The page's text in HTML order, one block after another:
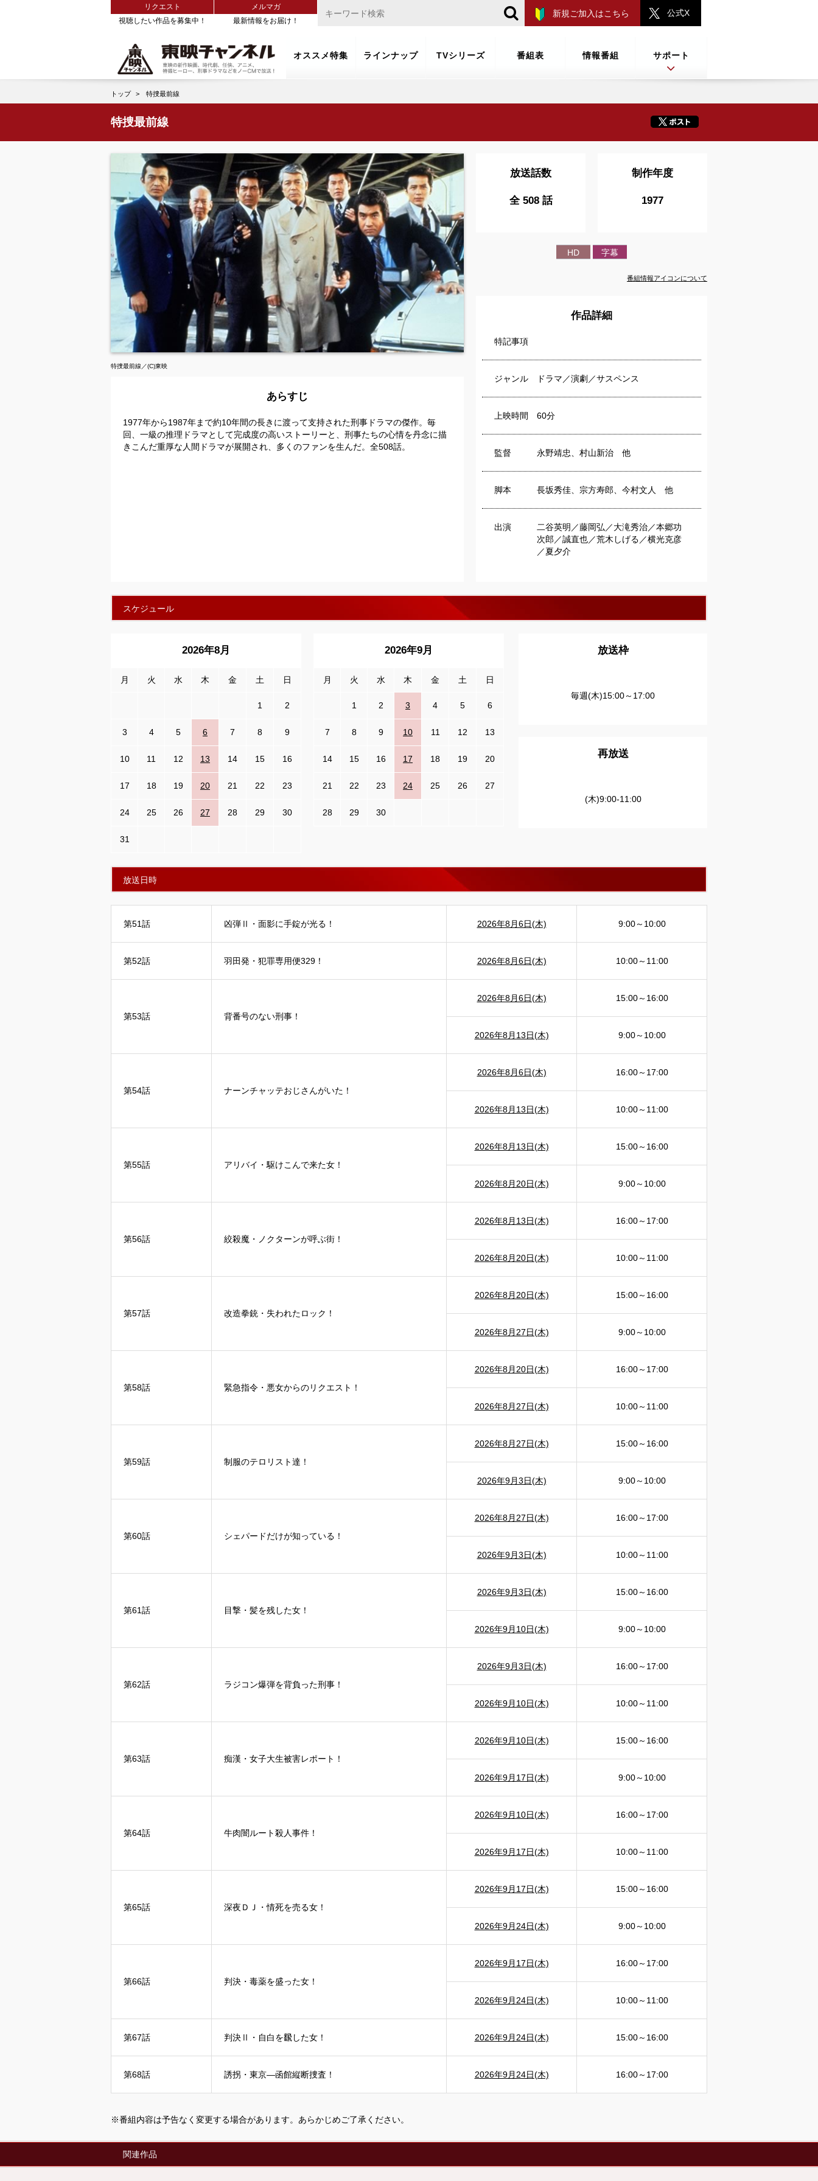
リクエスト
視聴したい作品を募集中！
メルマガ
最新情報をお届け！
新規ご加入はこちら 公式X
オススメ特集 ラインナップ TVシリーズ 番組表 情報番組 サポート
トップ 特捜最前線
特捜最前線
特捜最前線／(C)東映
あらすじ
1977年から1987年まで約10年間の長きに渡って支持された刑事ドラマの傑作。毎
回、一級の推理ドラマとして完成度の高いストーリーと、刑事たちの心情を丹念に描
きこんだ重厚な人間ドラマが展開され、多くのファンを生んだ。全508話。
放送話数
全 508 話
制作年度
1977
HD 字幕
番組情報アイコンについて
作品詳細
特記事項
ジャンル ドラマ／演劇／サスペンス
上映時間 60分
監督 永野靖忠、村山新治 他
脚本 長坂秀佳、宗方寿郎、今村文人 他
出演
二谷英明／藤岡弘／大滝秀治／本郷功
次郎／誠直也／荒木しげる／横光克彦
／夏夕介
スケジュール
2026年8月
月 火 水 木 金 土 日
1 2
3 4 5 6 7 8 9
10 11 12 13 14 15 16
17 18 19 20 21 22 23
24 25 26 27 28 29 30
31
2026年9月
月 火 水 木 金 土 日
1 2 3 4 5 6
7 8 9 10 11 12 13
14 15 16 17 18 19 20
21 22 23 24 25 26 27
28 29 30
放送枠
毎週(木)15:00～17:00
再放送
(木)9:00-11:00
放送日時
第51話 凶弾Ⅱ・面影に手錠が光る！ 2026年8月6日(木) 9:00～10:00
第52話 羽田発・犯罪専用便329！ 2026年8月6日(木) 10:00～11:00
第53話 背番号のない刑事！
2026年8月6日(木) 15:00～16:00
2026年8月13日(木) 9:00～10:00
第54話 ナーンチャッテおじさんがいた！
2026年8月6日(木) 16:00～17:00
2026年8月13日(木) 10:00～11:00
第55話 アリバイ・駆けこんで来た女！
2026年8月13日(木) 15:00～16:00
2026年8月20日(木) 9:00～10:00
第56話 絞殺魔・ノクターンが呼ぶ街！
2026年8月13日(木) 16:00～17:00
2026年8月20日(木) 10:00～11:00
第57話 改造拳銃・失われたロック！
2026年8月20日(木) 15:00～16:00
2026年8月27日(木) 9:00～10:00
第58話 緊急指令・悪女からのリクエスト！
2026年8月20日(木) 16:00～17:00
2026年8月27日(木) 10:00～11:00
第59話 制服のテロリスト達！
2026年8月27日(木) 15:00～16:00
2026年9月3日(木) 9:00～10:00
第60話 シェパードだけが知っている！
2026年8月27日(木) 16:00～17:00
2026年9月3日(木) 10:00～11:00
第61話 目撃・髪を残した女！
2026年9月3日(木) 15:00～16:00
2026年9月10日(木) 9:00～10:00
第62話 ラジコン爆弾を背負った刑事！
2026年9月3日(木) 16:00～17:00
2026年9月10日(木) 10:00～11:00
第63話 痴漢・女子大生被害レポート！
2026年9月10日(木) 15:00～16:00
2026年9月17日(木) 9:00～10:00
第64話 牛肉闇ルート殺人事件！
2026年9月10日(木) 16:00～17:00
2026年9月17日(木) 10:00～11:00
第65話 深夜ＤＪ・情死を売る女！
2026年9月17日(木) 15:00～16:00
2026年9月24日(木) 9:00～10:00
第66話 判決・毒薬を盛った女！
2026年9月17日(木) 16:00～17:00
2026年9月24日(木) 10:00～11:00
第67話 判決Ⅱ・自白を飜した女！ 2026年9月24日(木) 15:00～16:00
第68話 誘拐・東京―函館縦断捜査！ 2026年9月24日(木) 16:00～17:00
※番組内容は予告なく変更する場合があります。あらかじめご了承ください。
関連作品